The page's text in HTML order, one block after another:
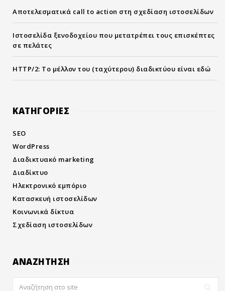
Αποτελεσματικά call to action στη σχεδίαση ιστοσελίδων
Ιστοσελίδα ξενοδοχείου που μετατρέπει τους επισκέπτες
σε πελάτες
HTTP/2: Το μέλλον του (ταχύτερου) διαδικτύου είναι εδώ
KΑΤΗΓΟΡΙΕΣ
SEO
WordPress
Διαδικτυακό marketing
Διαδίκτυο
Ηλεκτρονικό εμπόριο
Κατασκευή ιστοσελίδων
Κοινωνικά δίκτυα
Σχεδίαση ιστοσελίδων
ΑΝΑΖΗΤΗΣΗ